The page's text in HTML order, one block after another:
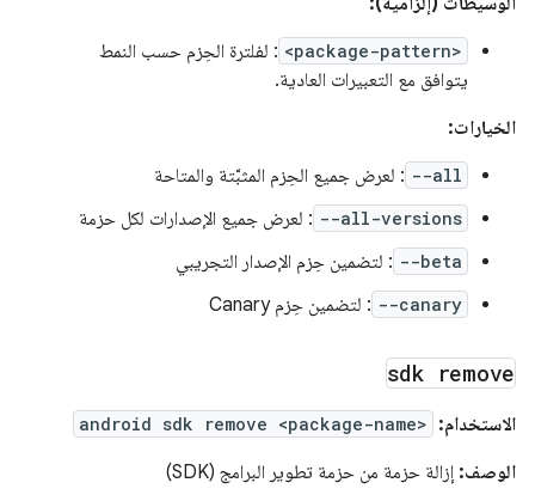
<package-pattern> : لفلترة الحِزم حسب النمط
يتوافق مع التعبيرات العادية.
الخيارات:
--all : لعرض جميع الحِزم المثبَّتة والمتاحة
--all-versions : لعرض جميع الإصدارات لكل حزمة
--beta : لتضمين حِزم الإصدار التجريبي
--canary : لتضمين حِزم Canary
sdk remove
الاستخدام: android sdk remove <package-name>
الوصف: إزالة حزمة من حزمة تطوير البرامج (SDK)